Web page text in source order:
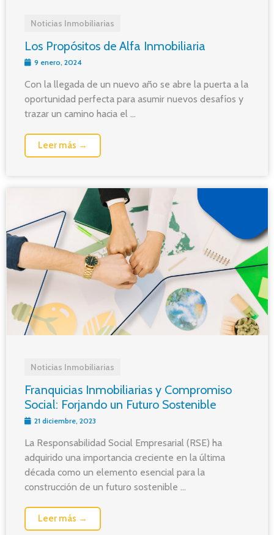
Noticias Inmobiliarias
Los Propósitos de Alfa Inmobiliaria
9 enero, 2024
Con la llegada de un nuevo año se abre la puerta a la
oportunidad perfecta para asumir nuevos desafíos y
trazar un camino hacia el ...
Leer más →
Noticias Inmobiliarias
Franquicias Inmobiliarias y Compromiso
Social: Forjando un Futuro Sostenible
21 diciembre, 2023
La Responsabilidad Social Empresarial (RSE) ha
adquirido una importancia creciente en la última
década como un elemento esencial para la
construcción de un futuro sostenible ...
Leer más →